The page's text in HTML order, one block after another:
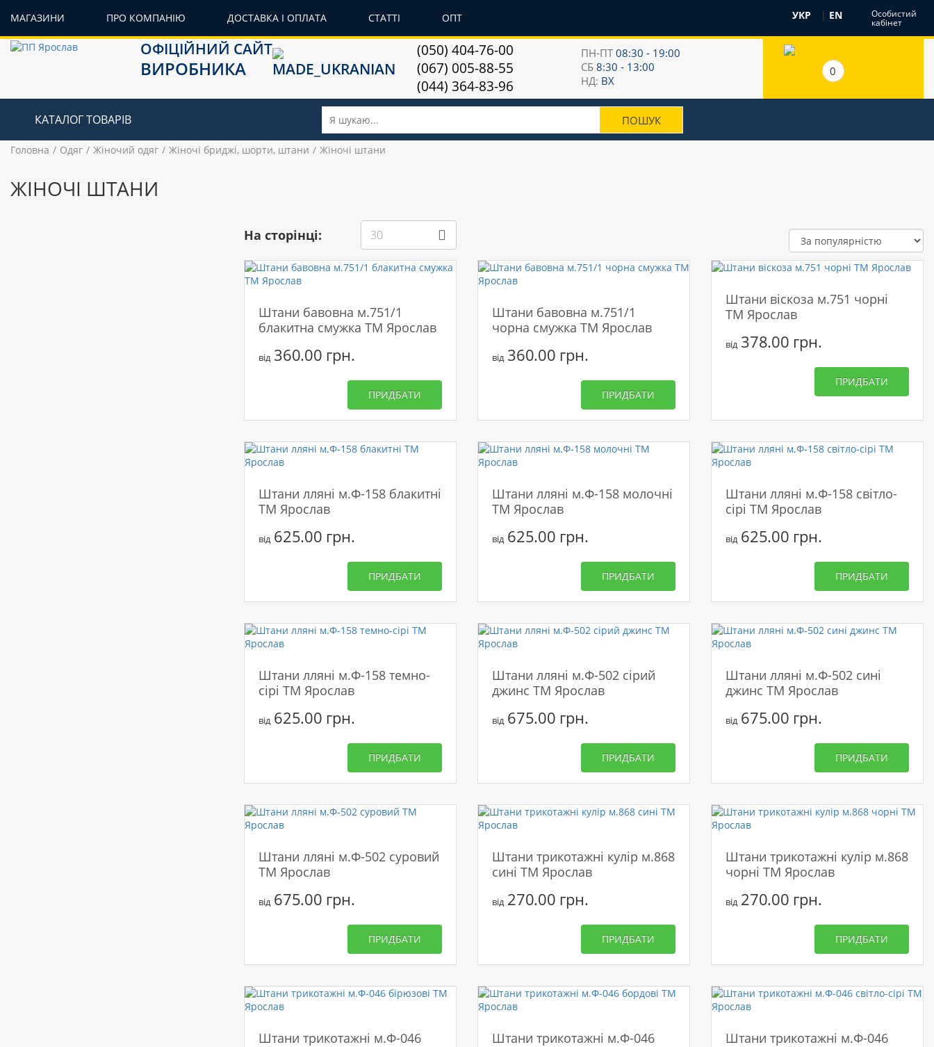
МАГАЗИНИ ПРО КОМПАНІЮ ДОСТАВКА І ОПЛАТА СТАТТІ ОПТ УКР | EN Особистий
кабінет
ОФІЦІЙНИЙ САЙТ
ВИРОБНИКА
(050) 404-76-00
(067) 005-88-55
(044) 364-83-96
ПН-ПТ08:30 - 19:00
СБ8:30 - 13:00
НД: ВХ
0
КАТАЛОГ ТОВАРІВ
Головна Одяг Жіночий одяг Жіночі бриджі, шорти, штани Жіночі штани
ЖІНОЧІ ШТАНИ
На сторінці: 30
Штани бавовна м.751/1
блакитна смужка ТМ Ярослав
від360.00 грн.
ПРИДБАТИ
Штани бавовна м.751/1
чорна смужка ТМ Ярослав
від360.00 грн.
ПРИДБАТИ
Штани віскоза м.751 чорні
ТМ Ярослав
від378.00 грн.
ПРИДБАТИ
Штани лляні м.Ф-158 блакитні
ТМ Ярослав
від625.00 грн.
ПРИДБАТИ
Штани лляні м.Ф-158 молочні
ТМ Ярослав
від625.00 грн.
ПРИДБАТИ
Штани лляні м.Ф-158 світло-
сірі ТМ Ярослав
від625.00 грн.
ПРИДБАТИ
Штани лляні м.Ф-158 темно-
сірі ТМ Ярослав
від625.00 грн.
ПРИДБАТИ
Штани лляні м.Ф-502 сірий
джинс ТМ Ярослав
від675.00 грн.
ПРИДБАТИ
Штани лляні м.Ф-502 сині
джинс ТМ Ярослав
від675.00 грн.
ПРИДБАТИ
Штани лляні м.Ф-502 суровий
ТМ Ярослав
від675.00 грн.
ПРИДБАТИ
Штани трикотажні кулір м.868
сині ТМ Ярослав
від270.00 грн.
ПРИДБАТИ
Штани трикотажні кулір м.868
чорні ТМ Ярослав
від270.00 грн.
ПРИДБАТИ
Штани трикотажні м.Ф-046
Штани трикотажні м.Ф-046
Штани трикотажні м.Ф-046